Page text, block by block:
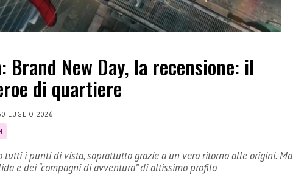
Brand New Day, la recensione: il
di quartiere
LUGLIO 2026
tutti i punti di vista, soprattutto grazie a un vero ritorno alle origini. Ma
e dei “compagni di avventura” di altissimo profilo